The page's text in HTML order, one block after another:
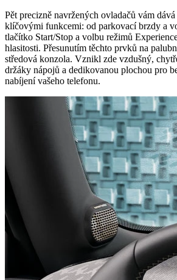
Pět precizně navržených ovladačů vám
klíčovými funkcemi: od parkovací brzdy a
tlačítko Start/Stop a volbu režimů
hlasitosti. Přesunutím těchto prvků na
středová konzola. Vznikl zde vzdušný,
držáky nápojů a dedikovanou plochou pro
nabíjení vašeho telefonu.